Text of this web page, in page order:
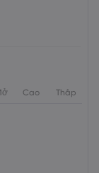
Cao Thấp